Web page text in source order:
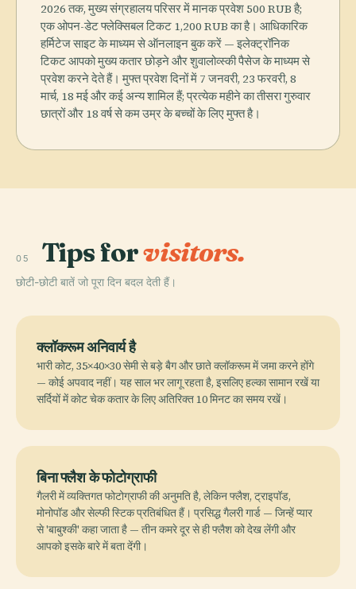
2026 तक, मुख्य संग्रहालय परिसर में मानक प्रवेश 500 RUB है;
एक ओपन-डेट फ्लेक्सिबल टिकट 1,200 RUB का है। आधिकारिक
हर्मिटेज साइट के माध्यम से ऑनलाइन बुक करें — इलेक्ट्रॉनिक
टिकट आपको मुख्य कतार छोड़ने और शुवालोव्स्की पैसेज के माध्यम से
प्रवेश करने देते हैं। मुफ्त प्रवेश दिनों में 7 जनवरी, 23 फरवरी, 8
मार्च, 18 मई और कई अन्य शामिल हैं; प्रत्येक महीने का तीसरा गुरुवार
छात्रों और 18 वर्ष से कम उम्र के बच्चों के लिए मुफ्त है।
05 Tips forvisitors.
छोटी-छोटी बातें जो पूरा दिन बदल देती हैं।
क्लॉकरूम अनिवार्य है
भारी कोट, 35×40×30 सेमी से बड़े बैग और छाते क्लॉकरूम में जमा करने होंगे
— कोई अपवाद नहीं। यह साल भर लागू रहता है, इसलिए हल्का सामान रखें या
सर्दियों में कोट चेक कतार के लिए अतिरिक्त 10 मिनट का समय रखें।
बिना फ्लैश के फोटोग्राफी
गैलरी में व्यक्तिगत फोटोग्राफी की अनुमति है, लेकिन फ्लैश, ट्राइपॉड,
मोनोपॉड और सेल्फी स्टिक प्रतिबंधित हैं। प्रसिद्ध गैलरी गार्ड — जिन्हें प्यार
से 'बाबुश्की' कहा जाता है — तीन कमरे दूर से ही फ्लैश को देख लेंगी और
आपको इसके बारे में बता देंगी।